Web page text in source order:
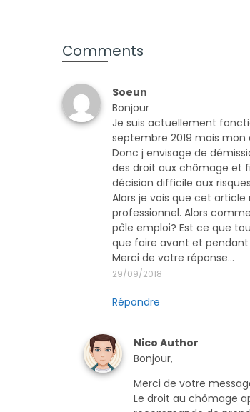
Comments
Soeun
Bonjour
Je suis actuellement
septembre 2019 mais
Donc j envisage de
des droit aux chômage et
décision difficile aux
Alors je vois que cet
professionnel. Alors
pôle emploi? Est ce que
que faire avant et pendant
Merci de votre réponse…
29/09/2018
Répondre
Nico Author
Bonjour,
Merci de votre
Le droit au chômage